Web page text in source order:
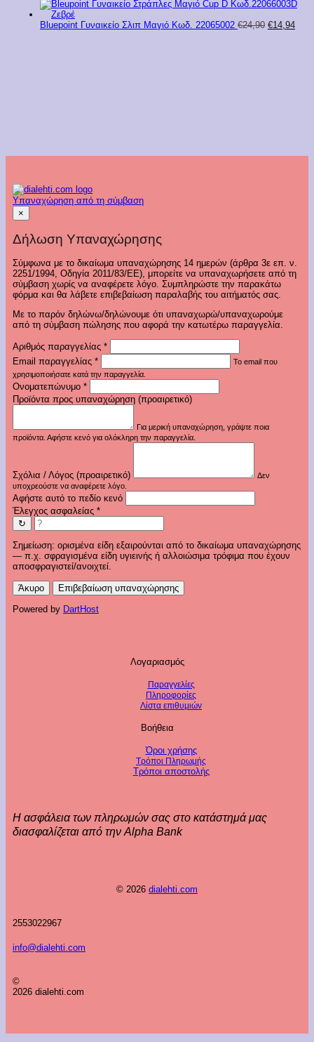
Και
Σούρες
Κωδ.
Bluepoint Γυναικείο Σλιπ Μαγιό Κωδ. 22065002 €24,90 Original
€14,94Η
Υπαναχώρηση από τη σύμβαση
×
Δήλωση Υπαναχώρησης
Σύμφωνα με το δικαίωμα υπαναχώρησης 14 ημερών (άρθρα 3ε επ. ν.
2251/1994, Οδηγία 2011/83/ΕΕ), μπορείτε να υπαναχωρήσετε από τη
σύμβαση χωρίς να αναφέρετε λόγο. Συμπληρώστε την παρακάτω
φόρμα και θα λάβετε επιβεβαίωση παραλαβής του αιτήματός σας.
Με το παρόν δηλώνω/δηλώνουμε ότι υπαναχωρώ/υπαναχωρούμε
από τη σύμβαση πώλησης που αφορά την κατωτέρω παραγγελία.
Αριθμός παραγγελίας *
Email παραγγελίας *
Το email που
χρησιμοποιήσατε κατά την παραγγελία.
Ονοματεπώνυμο *
Προϊόντα προς υπαναχώρηση (προαιρετικό)
Για μερική υπαναχώρηση, γράψτε ποια
προϊόντα. Αφήστε κενό για ολόκληρη την παραγγελία.
Σχόλια / Λόγος (προαιρετικό)
Δεν
υποχρεούστε να αναφέρετε λόγο.
Αφήστε αυτό το πεδίο κενό
Έλεγχος ασφαλείας *
↻
Σημείωση: ορισμένα είδη εξαιρούνται από το δικαίωμα υπαναχώρησης
— π.χ. σφραγισμένα είδη υγιεινής ή αλλοιώσιμα τρόφιμα που έχουν
αποσφραγιστεί/ανοιχτεί.
Άκυρο Επιβεβαίωση υπαναχώρησης
Powered by DartHost
Λογαριασμός
Παραγγελίες
Πληροφορίες
Λίστα επιθυμιών
Βοήθεια
Όροι χρήσης
Τρόποι Πληρωμής
Τρόποι αποστολής
Η ασφάλεια των πληρωμών σας στο κατάστημά μας
διασφαλίζεται από την Alpha Bank
© 2026 dialehti.com
2553022967
info@dialehti.com
©
2026 dialehti.com